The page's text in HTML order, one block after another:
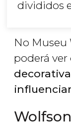
divididos
No Museu
poderá ver